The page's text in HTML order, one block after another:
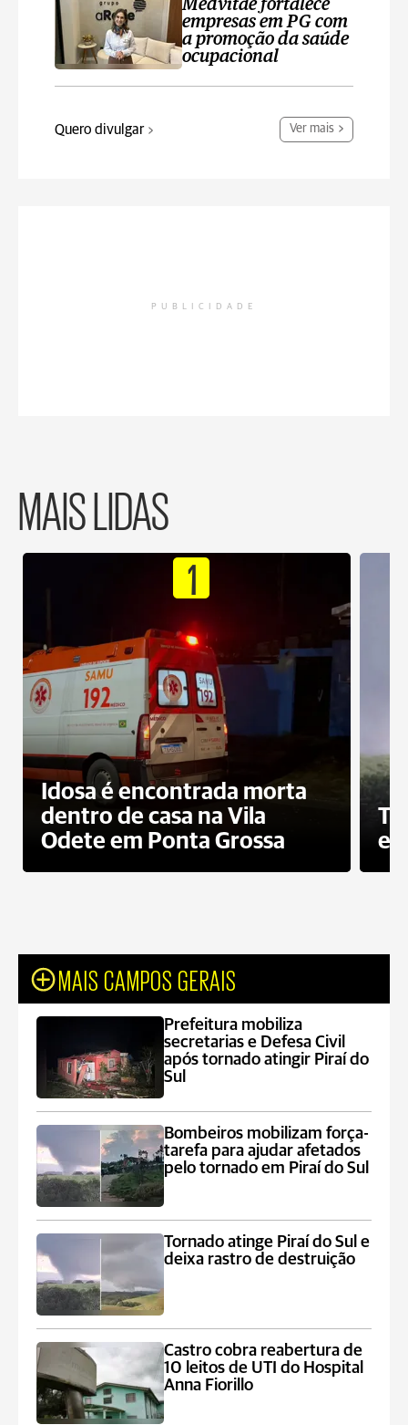
Medvitae fortalece
empresas em PG com
a promoção da saúde
ocupacional
Quero divulgar Ver mais
PUBLICIDADE
MAIS LIDAS
1
Idosa é encontrada morta
dentro de casa na Vila
Odete em Ponta Grossa
e
MAIS CAMPOS GERAIS
Prefeitura mobiliza
secretarias e Defesa Civil
após tornado atingir Piraí do
Sul
Bombeiros mobilizam força-
tarefa para ajudar afetados
pelo tornado em Piraí do Sul
Tornado atinge Piraí do Sul e
deixa rastro de destruição
Castro cobra reabertura de
10 leitos de UTI do Hospital
Anna Fiorillo